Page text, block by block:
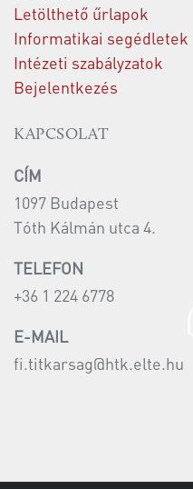
Letölthető űrlapok
Informatikai segédletek
Intézeti szabályzatok
Bejelentkezés
KAPCSOLAT
CÍM
1097 Budapest
Tóth Kálmán utca 4.
TELEFON
+36 1 224 6778
E-MAIL
fi.titkarsag@htk.elte.hu